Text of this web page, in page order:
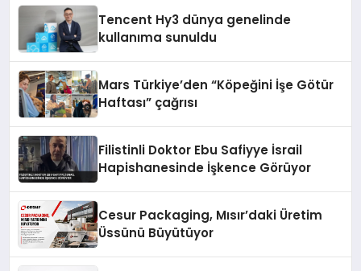
Tencent Hy3 dünya genelinde
kullanıma sunuldu
Mars Türkiye’den “Köpeğini İşe Götür
Haftası” çağrısı
Filistinli Doktor Ebu Safiyye İsrail
Hapishanesinde İşkence Görüyor
Cesur Packaging, Mısır’daki Üretim
Üssünü Büyütüyor